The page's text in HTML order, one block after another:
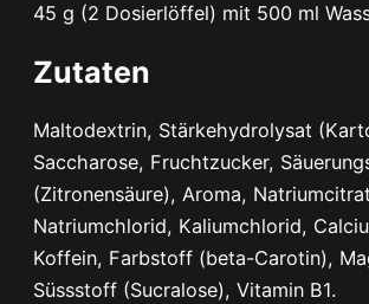
G
Y
G
O
L
D
2
i
n
45 g (2 Dosierlöffel) mit 500 ml
Zutaten
Maltodextrin, Stärkehydrolysat
Saccharose, Fruchtzucker,
(Zitronensäure), Aroma,
Natriumchlorid, Kaliumchlorid,
Koffein, Farbstoff (beta-Carotin),
Süssstoff (Sucralose), Vitamin B1.